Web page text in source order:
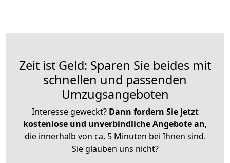
Zeit ist Geld: Sparen Sie beides mit
schnellen und passenden
Umzugsangeboten
Interesse geweckt? Dann fordern Sie jetzt
kostenlose und unverbindliche Angebote an,
die innerhalb von ca. 5 Minuten bei Ihnen sind.
Sie glauben uns nicht?